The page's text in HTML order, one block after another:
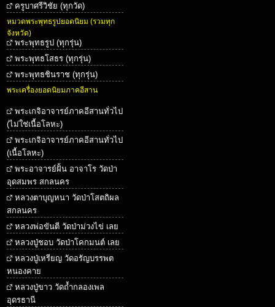
ครูบาศรีวิชัย (ทุกวัด)
หมวดพระพุทธรูปยอดนิยม (รวมทุก
จังหวัด)
พระพุทธรูป (ทุกรุ่น)
พระพุทธโสธร (ทุกรุ่น)
พระพุทธชินราช (ทุกรุ่น)
พระเครื่องยอดนิยมภาคอีสาน
พระเกจิอาจารย์ภาคอีสานทั่วไป
(ไม่ใช่เนื้อโลหะ)
พระเกจิอาจารย์ภาคอีสานทั่วไป
(เนื้อโลหะ)
พระอาจารย์ฝั้น อาจาโร วัดป่า
อุดสมพร สกลนคร
หลวงตาบุญหนา วัดป่าโสตถิผล
สกลนคร
หลวงพ่อขันตี วัดป่าม่วงไข่ เลย
หลวงปู่ชอบ วัดป่าโคกมนต์ เลย
หลวงปู่เหรียญ วัดอรัญบรรพต
หนองคาย
หลวงปู่ขาว วัดถ้ำกลองเพล
อุดรธานี